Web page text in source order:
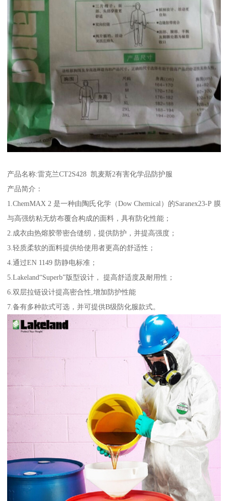
产品名称:雷克兰CT2S428 凯麦斯2有害化学品防护服
产品简介：
1.ChemMAX 2 是一种由陶氏化学（Dow Chemical）的Saranex23-P 膜
与高强纺粘无纺布覆合构成的面料，具有防化性能；
2.成衣由热熔胶带密合缝纫，提供防护，并提高强度；
3.轻质柔软的面料提供给使用者更高的舒适性；
4.通过EN 1149 防静电标准；
5.Lakeland“Superb”版型设计， 提高舒适度及耐用性；
6.双层拉链设计提高密合性,增加防护性能
7.备有多种款式可选，并可提供B级防化服款式。